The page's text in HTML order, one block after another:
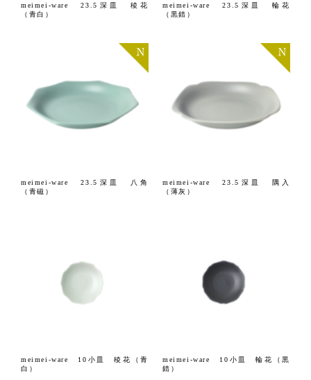
meimei-ware 23.5深皿 稜花
（青白）
meimei-ware 23.5深皿 輪花
（黒錆）
meimei-ware 23.5深皿 八角
（青磁）
meimei-ware 23.5深皿 隅入
（薄灰）
meimei-ware 10小皿 稜花（青
白）
meimei-ware 10小皿 輪花（黒
錆）